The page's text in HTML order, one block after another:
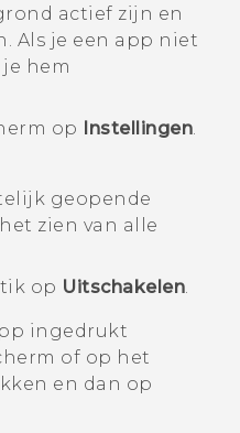
actief zijn en
Als je een app niet
hem
op Instellingen.
geopende
zien van alle
op Uitschakelen.
ingedrukt
of op het
en dan op